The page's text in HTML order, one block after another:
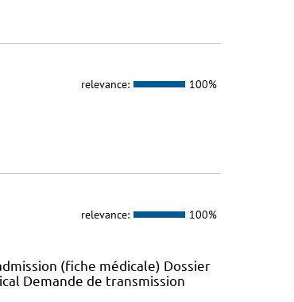
relevance: 100%
relevance: 100%
(fiche médicale) Dossier
Demande de transmission